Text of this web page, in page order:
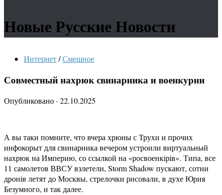
Новые Русские Новости
Интернет/Смешное
Совместный нахрюк свинарника и военкурни
Опубликовано · 22.10.2025
А вы таки помните, что вчера хрюны с Трухи и прочих
инфокорыт для свинарника вечером устроили виртуальный
нахрюк на Империю, со ссылкой на «росвоенкiрiв». Типа, все
11 самолетов ВВСУ взлетели, Storm Shadow пускают, сотни
дронiв летят до Москвы, стрелочки рисовали, в духе Юрия
Безумного, и так далее.